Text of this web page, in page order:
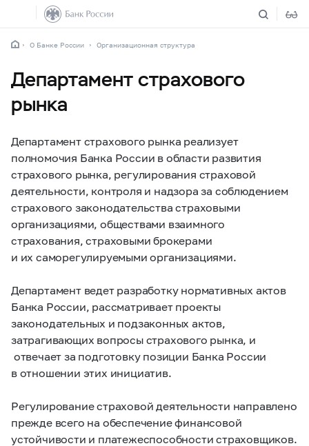
О Банке России Организационная структура
Департамент страхового
рынка
Департамент страхового рынка реализует
полномочия Банка России в области развития
страхового рынка, регулирования страховой
деятельности, контроля и надзора за соблюдением
страхового законодательства страховыми
организациями, обществами взаимного
страхования, страховыми брокерами
и их саморегулируемыми организациями.
Департамент ведет разработку нормативных актов
Банка России, рассматривает проекты
законодательных и подзаконных актов,
затрагивающих вопросы страхового рынка, и
отвечает за подготовку позиции Банка России
в отношении этих инициатив.
Регулирование страховой деятельности направлено
прежде всего на обеспечение финансовой
устойчивости и платежеспособности страховщиков.